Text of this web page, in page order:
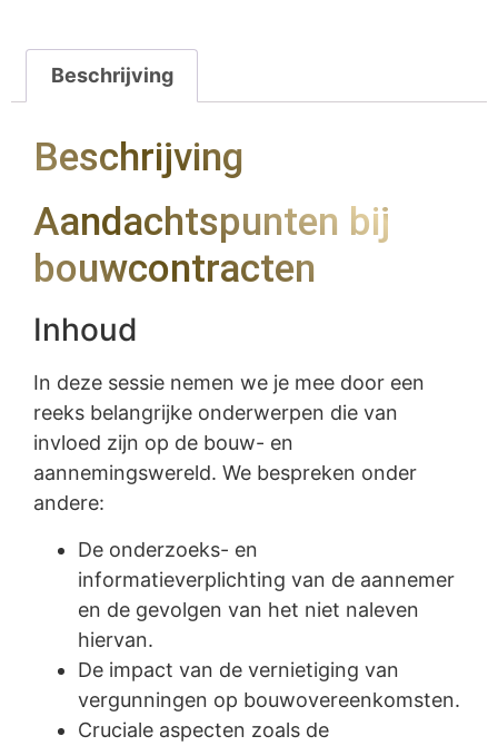
Beschrijving
Beschrijving
Aandachtspunten bij
bouwcontracten
Inhoud
In deze sessie nemen we je mee door een
reeks belangrijke onderwerpen die van
invloed zijn op de bouw- en
aannemingswereld. We bespreken onder
andere:
De onderzoeks- en
informatieverplichting van de aannemer
en de gevolgen van het niet naleven
hiervan.
De impact van de vernietiging van
vergunningen op bouwovereenkomsten.
Cruciale aspecten zoals de